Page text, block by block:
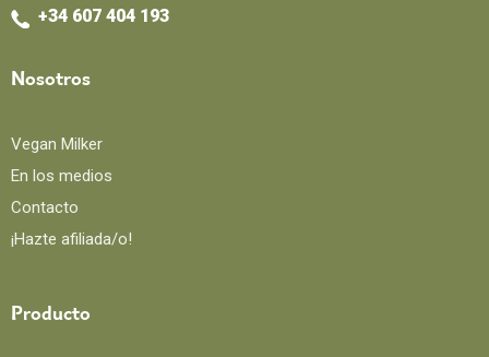
+34 607 404 193
Nosotros
Vegan Milker
En los medios
Contacto
¡Hazte afiliada/o!
Producto